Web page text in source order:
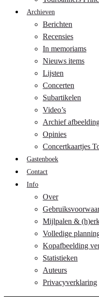
Archieven
Berichten
Recensies
In memoriams
Nieuws items
Lijsten
Concerten
Subartikelen
Video’s
Archief
Opinies
Concertkaartjes
Gastenboek
Contact
Info
Over
Mijlpalen &
Volledige
Kopafbeelding
Statistieken
Auteurs
Privacyverklaring